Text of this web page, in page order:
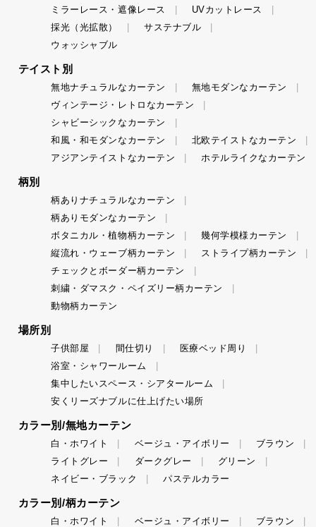
ミラーレース・遮像レース
UVカットレース
採光（光拡散）
サステナブル
ウォッシャブル
テイスト別
無地ナチュラルなカーテン
無地モダンなカーテン
ヴィンテージ・レトロなカーテン
シャビーシックなカーテン
和風・和モダンなカーテン
北欧テイストなカーテン
アジアンテイストなカーテン
ホテルライクなカーテン
柄別
柄ありナチュラルなカーテン
柄ありモダンなカーテン
ボタニカル・植物柄カーテン
幾何学模様カーテン
縦流れ・ウェーブ柄カーテン
ストライプ柄カーテン
チェックとボーダー柄カーテン
刺繍・ダマスク・ペイズリー柄カーテン
動物柄カーテン
場所別
子供部屋 間仕切り
医療ベッド周り
浴室・シャワールーム
集中したいスペース・シアタールーム
安くリーズナブルに仕上げたい場所
カラー別/無地カーテン
白・ホワイト ベージュ・アイボリー
ブラウン
ライトグレー
ダークグレー
グリーン
ネイビー・ブラック
パステルカラー
カラー別/柄カーテン
白・ホワイト ベージュ・アイボリー ブラウン